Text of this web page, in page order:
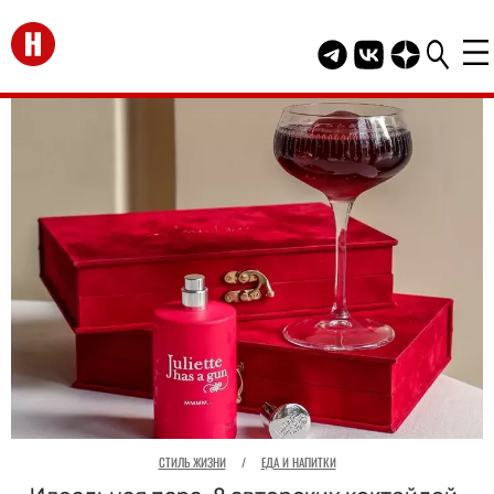
Перейти на главную
Telegram канал
Группа HELLO
Канал
СТИЛЬ ЖИЗНИ / ЕДА И НАПИТКИ